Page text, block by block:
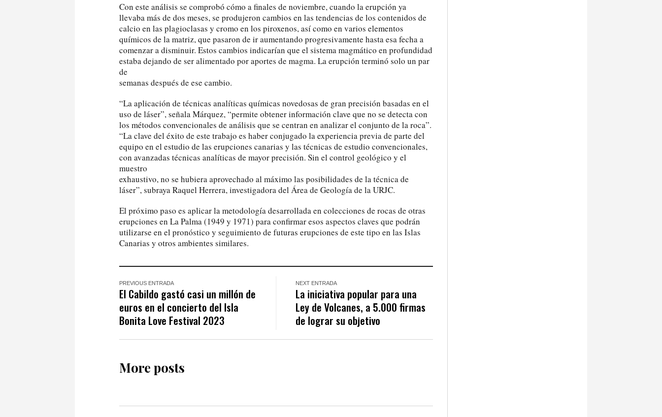
Con este análisis se comprobó cómo a finales de noviembre, cuando la erupción ya
llevaba más de dos meses, se produjeron cambios en las tendencias de los contenidos de
calcio en las plagioclasas y cromo en los piroxenos, así como en varios elementos
químicos de la matriz, que pasaron de ir aumentando progresivamente hasta esa fecha a
comenzar a disminuir. Estos cambios indicarían que el sistema magmático en profundidad
estaba dejando de ser alimentado por aportes de magma. La erupción terminó solo un par
de
semanas después de ese cambio.
“La aplicación de técnicas analíticas químicas novedosas de gran precisión basadas en el
uso de láser”, señala Márquez, “permite obtener información clave que no se detecta con
los métodos convencionales de análisis que se centran en analizar el conjunto de la roca”.
“La clave del éxito de este trabajo es haber conjugado la experiencia previa de parte del
equipo en el estudio de las erupciones canarias y las técnicas de estudio convencionales,
con avanzadas técnicas analíticas de mayor precisión. Sin el control geológico y el
muestro
exhaustivo, no se hubiera aprovechado al máximo las posibilidades de la técnica de
láser”, subraya Raquel Herrera, investigadora del Área de Geología de la URJC.
El próximo paso es aplicar la metodología desarrollada en colecciones de rocas de otras
erupciones en La Palma (1949 y 1971) para confirmar esos aspectos claves que podrán
utilizarse en el pronóstico y seguimiento de futuras erupciones de este tipo en las Islas
Canarias y otros ambientes similares.
PREVIOUS ENTRADA
El Cabildo gastó casi un millón de
euros en el concierto del Isla
Bonita Love Festival 2023
NEXT ENTRADA
La iniciativa popular para una
Ley de Volcanes, a 5.000 firmas
de lograr su objetivo
More posts